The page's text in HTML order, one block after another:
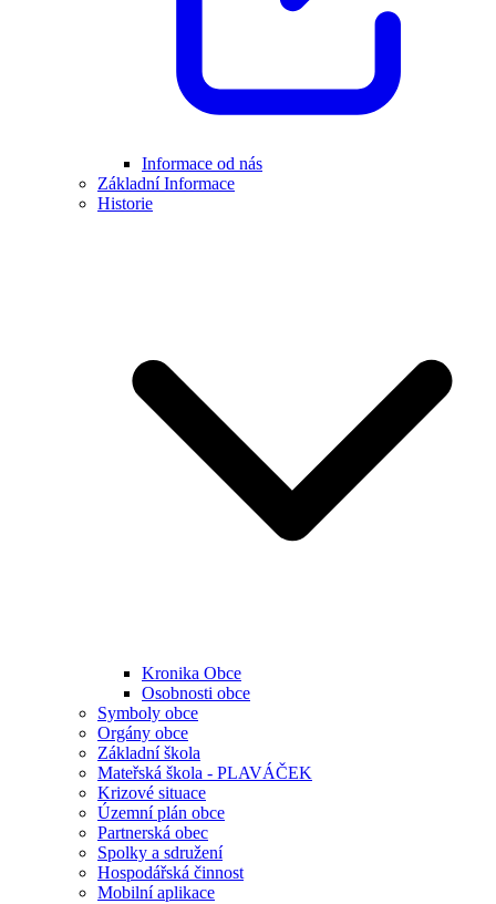
Informace od nás
Základní Informace
Historie
Kronika Obce
Osobnosti obce
Symboly obce
Orgány obce
Základní škola
Mateřská škola - PLAVÁČEK
Krizové situace
Územní plán obce
Partnerská obec
Spolky a sdružení
Hospodářská činnost
Mobilní aplikace